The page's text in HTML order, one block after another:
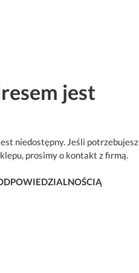
jest
niedostępny. Jeśli potrzebujesz
prosimy o kontakt z firmą.